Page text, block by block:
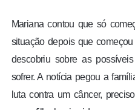
Mariana contou que só
situação depois que
descobriu sobre as
sofrer. A notícia pegou a
luta contra um câncer,